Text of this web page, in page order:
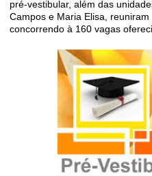
pré-vestibular, além das
Campos e Maria Elisa,
concorrendo à 160 vagas